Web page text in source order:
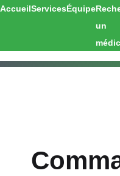
AccueilServicesÉquipe
un